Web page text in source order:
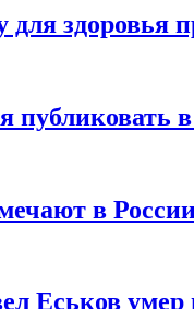
для здоровья
в
в
Еськов умер